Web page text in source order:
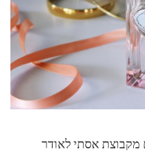
מקבוצת אסתי לאודר